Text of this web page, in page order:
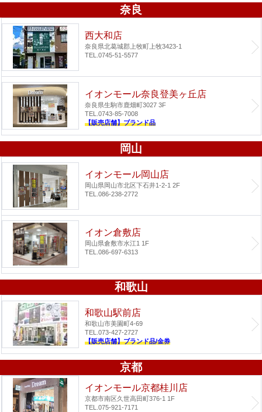
奈良
西大和店
奈良県北葛城郡上牧町上牧3423-1
TEL.0745-51-5577
イオンモール奈良登美ヶ丘店
奈良県生駒市鹿畑町3027 3F
TEL.0743-85-7008
【販売店舗】ブランド品
岡山
イオンモール岡山店
岡山県岡山市北区下石井1-2-1 2F
TEL.086-238-2772
イオン倉敷店
岡山県倉敷市水江1 1F
TEL.086-697-6313
和歌山
和歌山駅前店
和歌山市美園町4-69
TEL.073-427-2727
【販売店舗】ブランド品/金券
京都
イオンモール京都桂川店
京都市南区久世高田町376-1 1F
TEL.075-921-7171